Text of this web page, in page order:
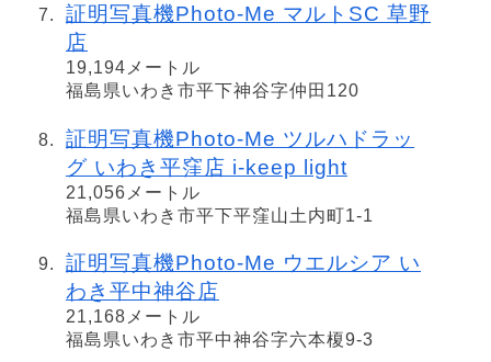
証明写真機Photo-Me マルトSC 草野
店
19,194メートル
福島県いわき市平下神谷字仲田120
証明写真機Photo-Me ツルハドラッ
グ いわき平窪店 i-keep light
21,056メートル
福島県いわき市平下平窪山土内町1-1
証明写真機Photo-Me ウエルシア い
わき平中神谷店
21,168メートル
福島県いわき市平中神谷字六本榎9-3